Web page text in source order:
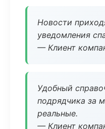
Новости
уведомления
— Клиент
Удобный
подрядчика за
реальные.
— Клиент